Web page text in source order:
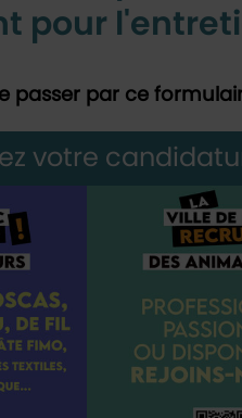
pour
passer par ce
votre